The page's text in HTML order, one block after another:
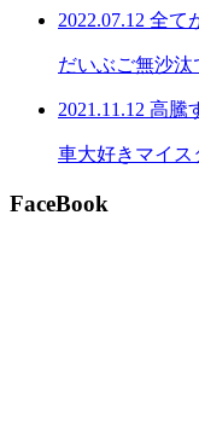
2022.07.12 全て
だいぶご無沙
2021.11.12 高騰
車大好きマイ
FaceBook